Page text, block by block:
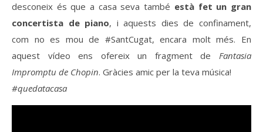
desconeix és que a casa seva també està fet un gran
concertista de piano, i aquests dies de confinament,
com no es mou de #SantCugat, encara molt més. En
aquest vídeo ens ofereix un fragment de Fantasia
Impromptu de Chopin. Gràcies amic per la teva música!
#quedatacasa